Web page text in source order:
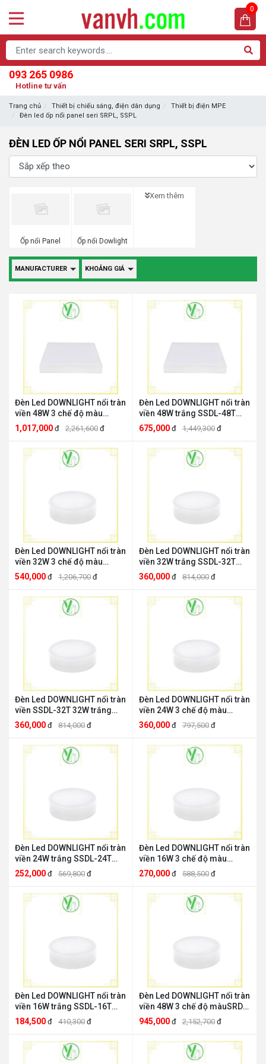
093 265 0986
Hotline tư vấn
0
Trang chủ Thiết bị chiếu sáng, điện dân dụng
Thiết bị điện MPE
Đèn led ốp nổi panel seri SRPL, SSPL
ĐÈN LED ỐP NỔI PANEL SERI SRPL, SSPL
Ốp nổi Panel Ốp nổi Dowlight
Xem thêm
Đèn Led DOWNLIGHT nổi tràn
viền 48W 3 chế độ màu
SSDL-48 MPE MPE SSDL-48
1,017,000 đ 2,261,600 đ
Đèn Led DOWNLIGHT nổi tràn
viền 48W trắng SSDL-48T
MPE MPE SSDL-48T
675,000 đ 1,449,300 đ
Đèn Led DOWNLIGHT nổi tràn
viền 32W 3 chế độ màu
SSDL-32/3C MPE MPE SSDL-
32/3C
540,000 đ 1,206,700 đ
Đèn Led DOWNLIGHT nổi tràn
viền 32W trắng SSDL-32T
MPE MPE SSDL-32T
360,000 đ 814,000 đ
Đèn Led DOWNLIGHT nổi tràn
viền SSDL-32T 32W trắng
MPE MPE SSDL-32T
360,000 đ 814,000 đ
Đèn Led DOWNLIGHT nổi tràn
viền 24W 3 chế độ màu
SSDL-24/3C MPE MPE SSDL-
24/3C
360,000 đ 797,500 đ
Đèn Led DOWNLIGHT nổi tràn
viền 24W trắng SSDL-24T
MPE MPE SSDL-24T
252,000 đ 569,800 đ
Đèn Led DOWNLIGHT nổi tràn
viền 16W 3 chế độ màu
SSDL-16/3C MPE MPE SSDL-
16/3C
270,000 đ 588,500 đ
Đèn Led DOWNLIGHT nổi tràn
viền 16W trắng SSDL-16T
MPE MPE SSDL-16T
184,500 đ 410,300 đ
Đèn Led DOWNLIGHT nổi tràn
viền 48W 3 chế độ màuSRDL-
48/3C MPE MPE SRDL-48/3C
945,000 đ 2,152,700 đ
MANUFACTURER KHOẢNG GIÁ